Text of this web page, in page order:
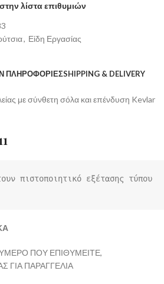
λίστα επιθυμιών
, Είδη Εργασίας
ΠΛΗΡΟΦΟΡΊΕΣSHIPPING & DELIVERY
με σύνθετη σόλα και επένδυση Kevlar
πιστοποιητικό εξέτασης τύπου
ΠΟΥ ΕΠΙΘΥΜΕΙΤΕ,
ΓΙΑ ΠΑΡΑΓΓΕΛΙΑ